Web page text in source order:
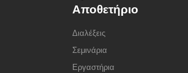
Αποθετήριο
Διαλέξεις
Σεμινάρια
Εργαστήρια